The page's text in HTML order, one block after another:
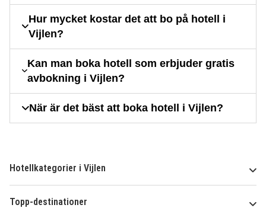
Hur mycket kostar det att bo på hotell i
Vijlen?
Kan man boka hotell som erbjuder gratis
avbokning i Vijlen?
När är det bäst att boka hotell i Vijlen?
Hotellkategorier i Vijlen
Topp-destinationer